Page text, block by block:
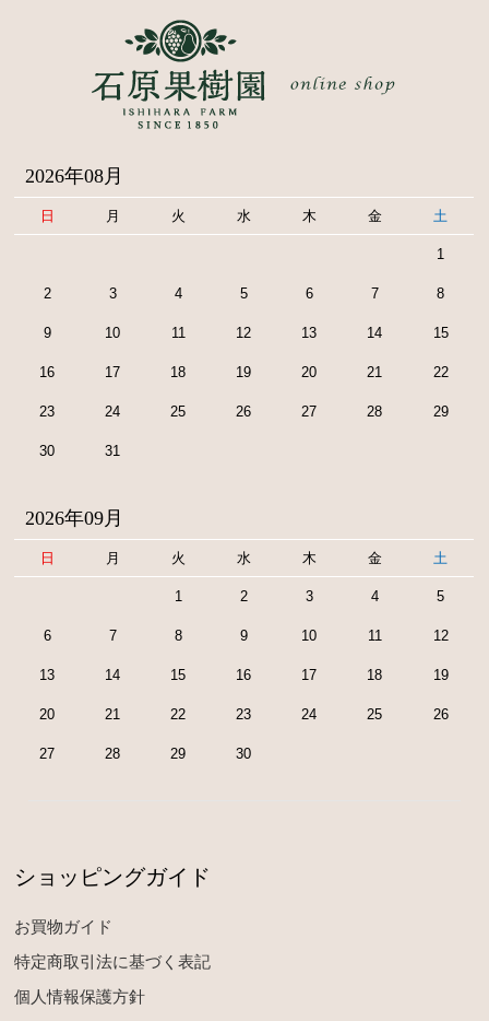
2026年08月
日 月 火 水 木 金 土
1
2 3 4 5 6 7 8
9 10 11 12 13 14 15
16 17 18 19 20 21 22
23 24 25 26 27 28 29
30 31
2026年09月
日 月 火 水 木 金 土
1 2 3 4 5
6 7 8 9 10 11 12
13 14 15 16 17 18 19
20 21 22 23 24 25 26
27 28 29 30
ショッピングガイド
お買物ガイド
特定商取引法に基づく表記
個人情報保護方針